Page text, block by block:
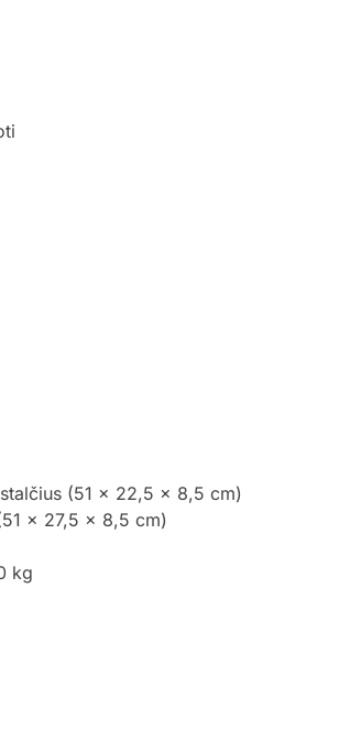
(51 x 22,5 x 8,5 cm)
x 27,5 x 8,5 cm)
kg